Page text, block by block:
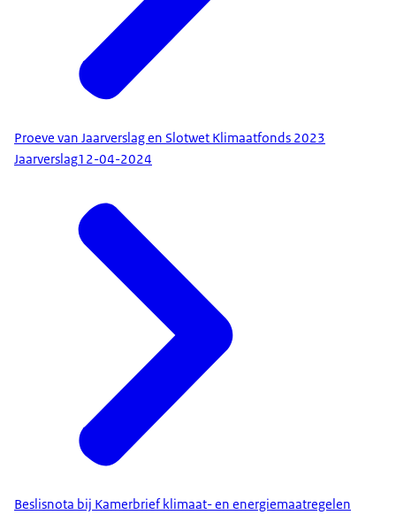
Proeve van Jaarverslag en Slotwet Klimaatfonds 2023
Jaarverslag12-04-2024
Beslisnota bij Kamerbrief klimaat- en energiemaatregelen